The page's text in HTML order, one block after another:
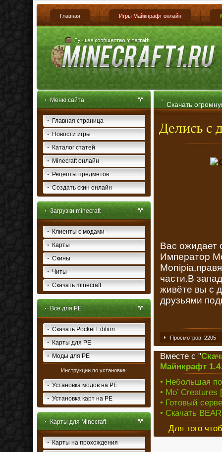
Главная Игры Майкнрафт онлайн
Меню сайта
Главная страница
Новости игры
Каталог статей
Minecraft онлайн
Рецепты предметов
Создать скин онлайн
Загрузки minecraft
Клиенты с модами
Карты
Скины
Читы
Скачать minecraft
Все для PE
Скачать Pocket Edition
Карты для PE
Моды для PE
Инструкции по установке:
Установка модов на PE
Установка карт на PE
Карты для Minecraft
Карты на прохождения
Скачать
1.4.7
Вас ожидает
Император
части.В
живёте вы с
друзьями
Просмотров: 2205
Вместе с "
Майнкрафт
• Небольшая
• Mo’ Creatures
• Готовый
• Скачать
Для того